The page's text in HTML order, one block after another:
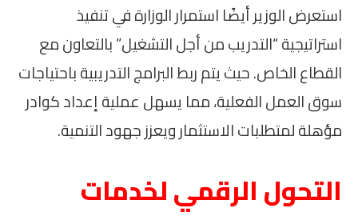
استعرض الوزير أيضًا استمرار الوزارة في تنفيذ
استراتيجية “التدريب من أجل التشغيل” بالتعاون مع
القطاع الخاص. حيث يتم ربط البرامج التدريبية باحتياجات
سوق العمل الفعلية، مما يسهل عملية إعداد كوادر
مؤهلة لمتطلبات الاستثمار ويعزز جهود التنمية.
التحول الرقمي لخدمات